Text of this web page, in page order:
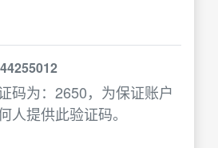
码为：2650，为保证账户
人提供此验证码。